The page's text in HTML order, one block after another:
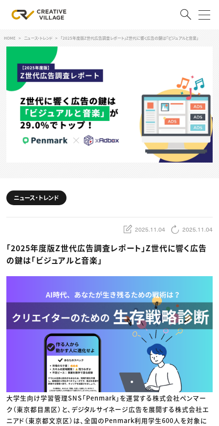
ログイン
RECRUIT
クリエイター求人を探す
CREATIVE JOB求人検索
特集求人
スキルアップしたい！ トップ
デザイン
動画配信・映像制作
ディレクション
業界解説・キャリア事情
お役立ち基礎知識
TOP Creator’s コラム
ゲームクリエイター
映像クリエイター
マーケッター
C＆R Magazine
ニュース・トレンド
ゲーム・エンタメ
広告
出版
CREATIVE VILLAGEからのお知らせ
プロフェッショナル×つながる×メディア
HOME ニュース・トレンド 「2025年度版Z世代広告調査レポート」Z世代に響く広告の鍵は「ビジュアルと音楽」
ニュース・トレンド
2025.11.04 2025.11.04
「2025年度版Z世代広告調査レポート」Z世代に響く広告
の鍵は「ビジュアルと音楽」
大学生向け学習管理SNS「Penmark」を運営する株式会社ペンマー
ク（東京都目黒区）と、デジタルサイネージ広告を展開する株式会社エ
ニアド（東京都文京区）は、全国のPenmark利用学生600人を対象に